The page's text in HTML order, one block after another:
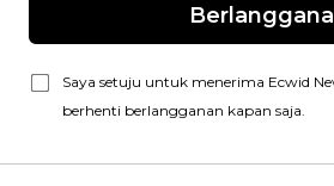
Saya setuju untuk menerima Ecwid
berhenti berlangganan kapan saja.